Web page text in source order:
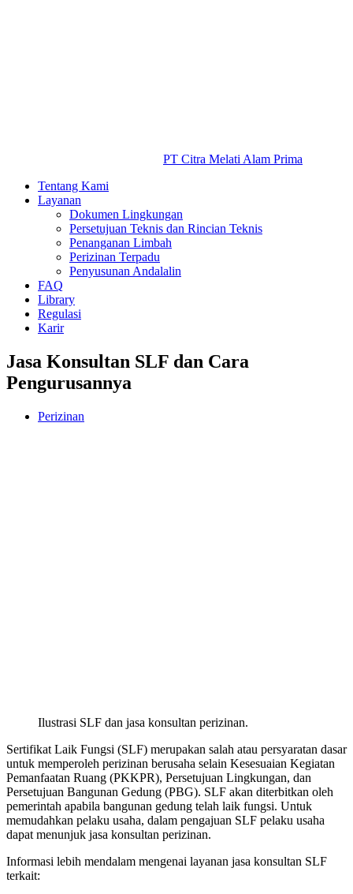
PT Citra Melati Alam Prima
Tentang Kami
Layanan
Dokumen Lingkungan
Persetujuan Teknis dan Rincian Teknis
Penanganan Limbah
Perizinan Terpadu
Penyusunan Andalalin
FAQ
Library
Regulasi
Karir
Jasa Konsultan SLF dan Cara
Pengurusannya
Perizinan
Ilustrasi SLF dan jasa konsultan perizinan.
Sertifikat Laik Fungsi (SLF) merupakan salah atau persyaratan dasar
untuk memperoleh perizinan berusaha selain Kesesuaian Kegiatan
Pemanfaatan Ruang (PKKPR), Persetujuan Lingkungan, dan
Persetujuan Bangunan Gedung (PBG). SLF akan diterbitkan oleh
pemerintah apabila bangunan gedung telah laik fungsi. Untuk
memudahkan pelaku usaha, dalam pengajuan SLF pelaku usaha
dapat menunjuk jasa konsultan perizinan.
Informasi lebih mendalam mengenai layanan jasa konsultan SLF
terkait: